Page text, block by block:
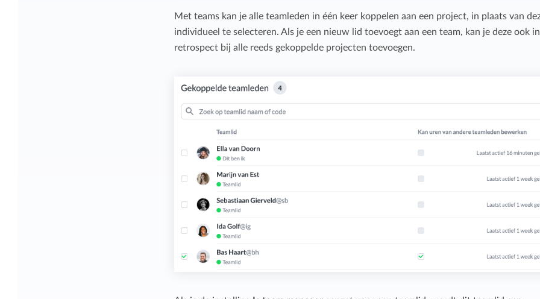
Met teams kan je alle teamleden in één keer koppelen aan een project, in plaats van
individueel te selecteren. Als je een nieuw lid toevoegt aan een team, kan je deze ook in
retrospect bij alle reeds gekoppelde projecten toevoegen.